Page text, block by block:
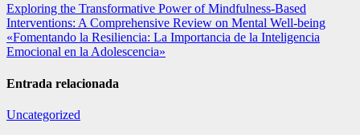
Navegación
de
entradas
Exploring the Transformative Power of Mindfulness-Based
Interventions: A Comprehensive Review on Mental Well-being
«Fomentando la Resiliencia: La Importancia de la Inteligencia
Emocional en la Adolescencia»
Entrada relacionada
Uncategorized